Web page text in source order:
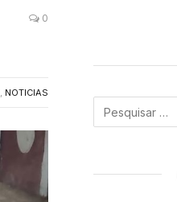
0
, NOTICIAS